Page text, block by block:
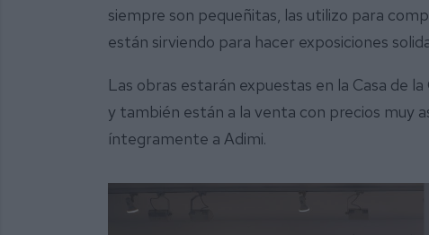
siempre son pequeñitas, las utilizo para
están sirviendo para hacer exposiciones
Las obras estarán expuestas en la Casa de
y también están a la venta con precios muy
íntegramente a Adimi.